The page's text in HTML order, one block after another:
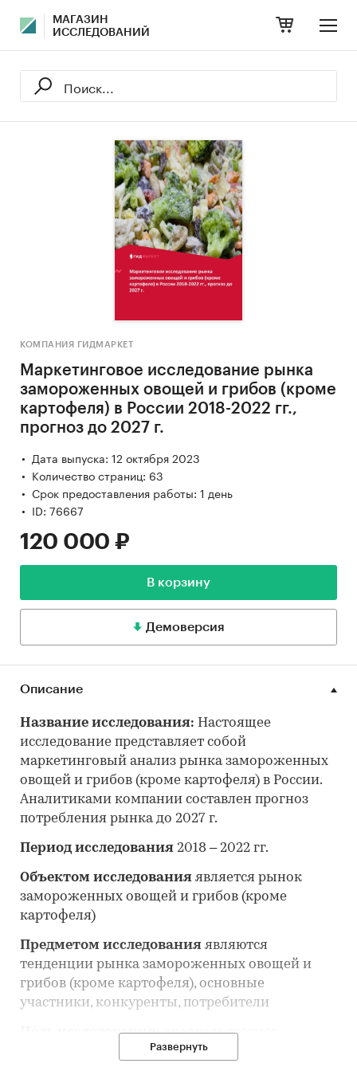
МАГАЗИН
ИССЛЕДОВАНИЙ
КОМПАНИЯ ГИДМАРКЕТ
Маркетинговое исследование рынка
замороженных овощей и грибов (кроме
картофеля) в России 2018-2022 гг.,
прогноз до 2027 г.
Дата выпуска: 12 октября 2023
Количество страниц: 63
Срок предоставления работы: 1 день
ID: 76667
120 000 ₽
В корзину
Демоверсия
Описание
Название исследования: Настоящее
исследование представляет собой
маркетинговый анализ рынка замороженных
овощей и грибов (кроме картофеля) в России.
Аналитиками компании составлен прогноз
потребления рынка до 2027 г.
Период исследования 2018 – 2022 гг.
Объектом исследования является рынок
замороженных овощей и грибов (кроме
картофеля)
Предметом исследования являются
тенденции рынка замороженных овощей и
грибов (кроме картофеля), основные
участники, конкуренты, потребители
Цель исследования:анализ и прогноз
развития рынка замороженных овощей и
Развернуть